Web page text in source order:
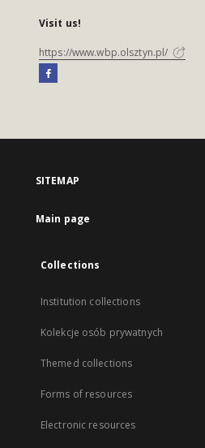
Visit us!
https://www.wbp.olsztyn.pl/
SITEMAP
Main page
Collections
Institution collections
Kolekcje osób prywatnych
Themed collections
Forms of resources
Electronic resources